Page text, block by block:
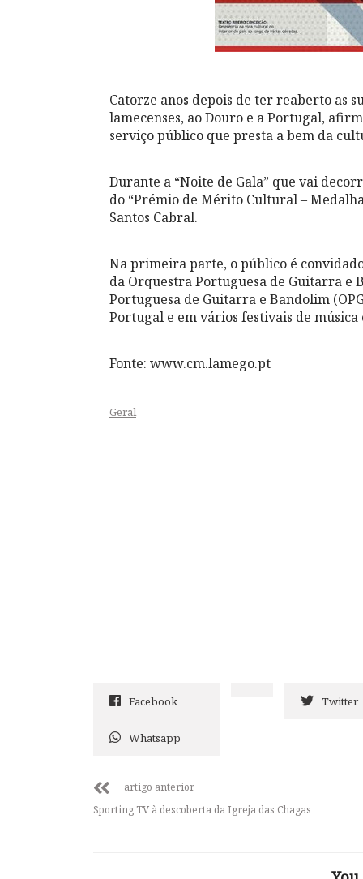
Catorze anos depois de ter reaberto as
lamecenses, ao Douro e a Portugal,
serviço público que presta a bem da
Durante a “Noite de Gala” que vai
do “Prémio de Mérito Cultural –
Santos Cabral.
Na primeira parte, o público é
da Orquestra Portuguesa de Guitarra e
Portuguesa de Guitarra e Bandolim
Portugal e em vários festivais de
Fonte: www.cm.lamego.pt
Geral
Facebook Twitter
Whatsapp
artigo anterior
Sporting TV à descoberta da Igreja das Chagas